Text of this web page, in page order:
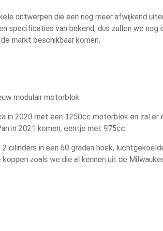
ontwerpen die een nog meer afwijkend
specificaties van bekend, dus zullen we nog
markt beschikbaar komen.
modulair motorblok.
in 2020 met een 1250cc motorblok en zal er
in 2021 komen, eentje met 975cc.
cilinders in een 60 graden hoek,
zoals we die al kennen uit de